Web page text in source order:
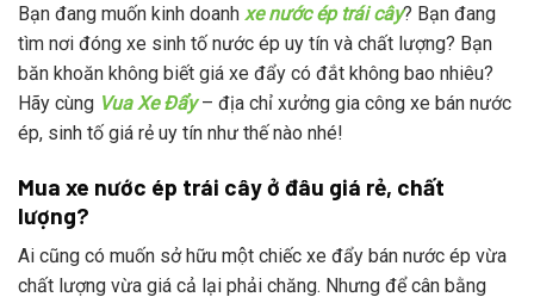
Bạn đang muốn kinh doanh xe nước ép trái cây? Bạn đang
tìm nơi đóng xe sinh tố nước ép uy tín và chất lượng? Bạn
băn khoăn không biết giá xe đẩy có đắt không bao nhiêu?
Hãy cùng Vua Xe Đẩy – địa chỉ xưởng gia công xe bán nước
ép, sinh tố giá rẻ uy tín như thế nào nhé!
Mua xe nước ép trái cây ở đâu giá rẻ, chất
lượng?
Ai cũng có muốn sở hữu một chiếc xe đẩy bán nước ép vừa
chất lượng vừa giá cả lại phải chăng. Nhưng để cân bằng